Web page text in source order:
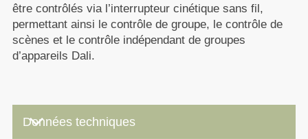
être contrôlés via l’interrupteur cinétique sans fil,
permettant ainsi le contrôle de groupe, le contrôle de
scènes et le contrôle indépendant de groupes
d’appareils Dali.
Données techniques
keyboard_arrow_down